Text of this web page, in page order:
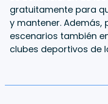
gratuitamente para
y mantener. Además,
escenarios también
clubes deportivos de